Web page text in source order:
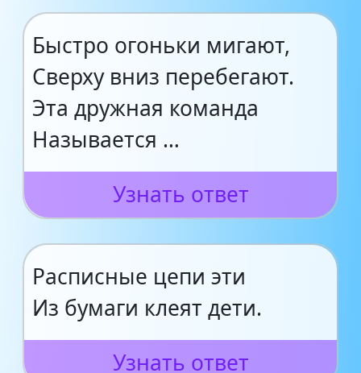
Быстро огоньки мигают,
Сверху вниз перебегают.
Эта дружная команда
Называется …
Узнать ответ
Расписные цепи эти
Из бумаги клеят дети.
Узнать ответ